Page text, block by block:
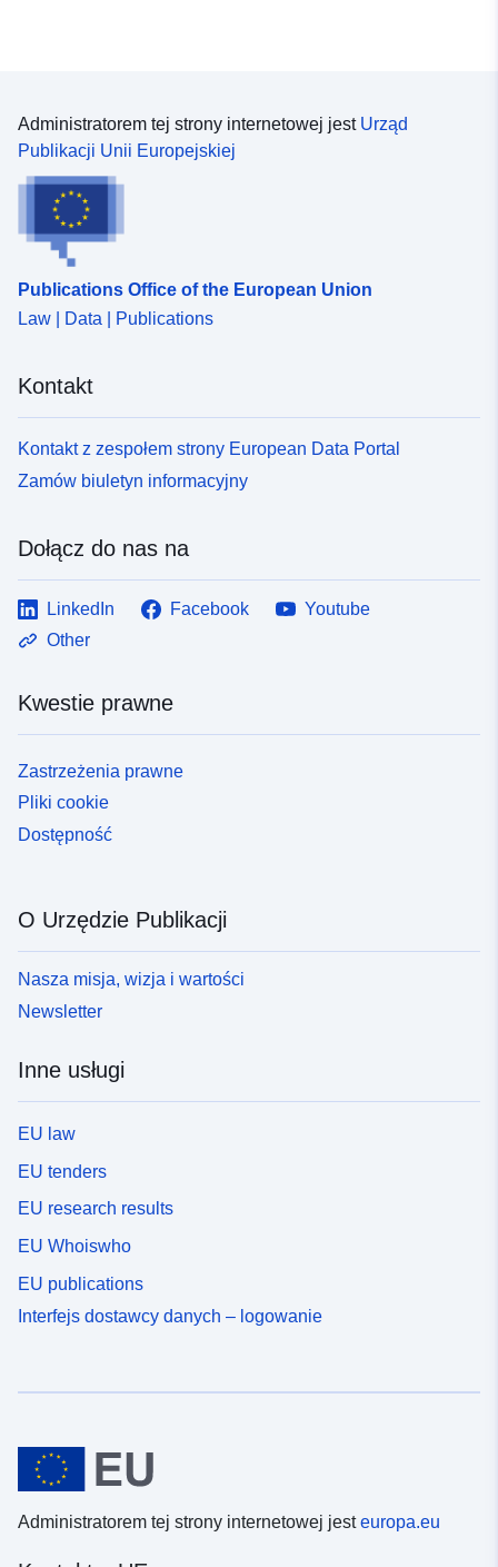
Administratorem tej strony internetowej jest Urząd
Publikacji Unii Europejskiej
Publications Office of the European Union
Law | Data | Publications
Kontakt
Kontakt z zespołem strony European Data Portal
Zamów biuletyn informacyjny
Dołącz do nas na
LinkedIn Facebook
Youtube
Other
Kwestie prawne
Zastrzeżenia prawne
Pliki cookie
Dostępność
O Urzędzie Publikacji
Nasza misja, wizja i wartości
Newsletter
Inne usługi
EU law
EU tenders
EU research results
EU Whoiswho
EU publications
Interfejs dostawcy danych – logowanie
Administratorem tej strony internetowej jesteuropa.eu